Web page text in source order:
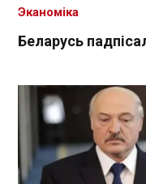
Беларусь
Эканоміка